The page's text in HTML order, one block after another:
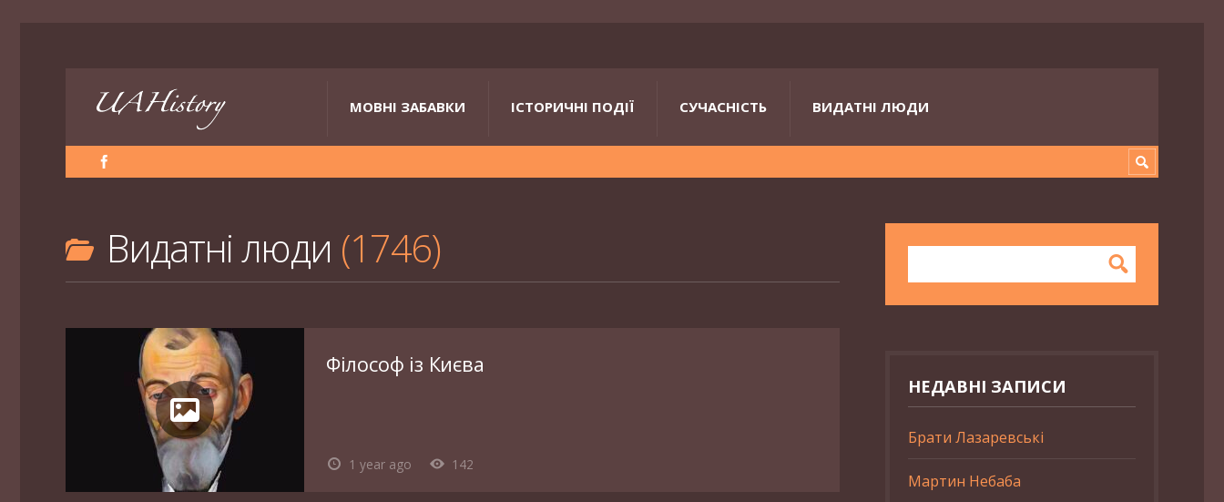
МОВНІ ЗАБАВКИ ІСТОРИЧНІ ПОДІЇ СУЧАСНІСТЬ ВИДАТНІ ЛЮДИ
Видатні люди 1746
1 year ago 142
Філософ із Києва
НЕДАВНІ ЗАПИСИ
Брати Лазаревські
Мартин Небаба